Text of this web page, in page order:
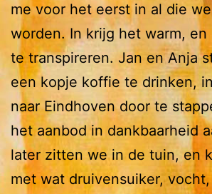
me voor het eerst in al die
worden. In krijg het warm,
te transpireren. Jan en Anja
een kopje koffie te drinken,
naar Eindhoven door te
het aanbod in dankbaarheid
later zitten we in de tuin, en
met wat druivensuiker,